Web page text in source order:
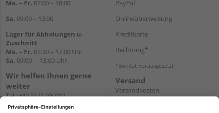
Mo. – Fr. 07:00 – 18:00
Sa. 09:00 – 13:00
Lager für Abholungen u.
Zuschnitt
Mo. – Fr. 07:30 – 17:00 Uhr
Sa. 09:00 – 13:00 Uhr
Wir helfen Ihnen gerne
weiter
Tel.:+49 5121 930211
E-Mail:holzlandshop@holzland-
PayPal
Onlineüberweisung
Kreditkarte
Rechnung*
*Bonität vorausgesetzt
Versand
Versandkosten